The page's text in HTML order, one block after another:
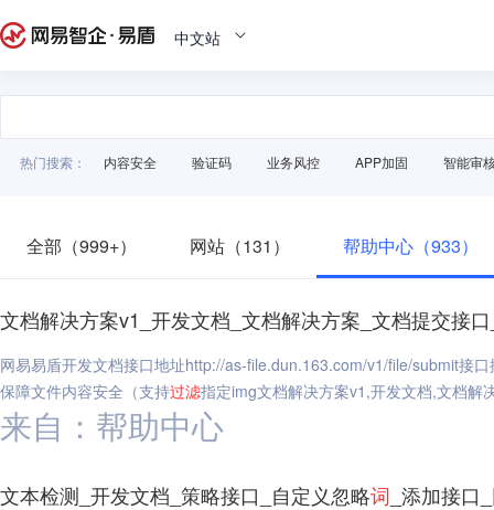
中文站
热门搜索： 内容安全 验证码 业务风控 APP加固 智能审
全部（999+） 网站（131） 帮助中心（933）
文档解决方案v1_开发文档_文档解决方案_文档提交接
网易易盾开发文档接口地址http://as-file.dun.163.com/v1/file/submit接口
保障文件内容安全（支持过滤指定img文档解决方案v1,开发文档,文档解
来自：帮助中心
文本检测_开发文档_策略接口_自定义忽略词 _添加接口